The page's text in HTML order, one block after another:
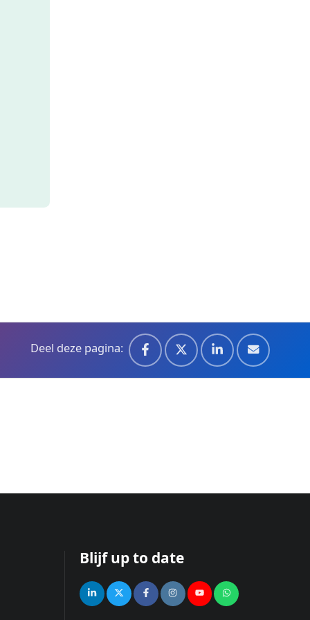
Deel deze pagina:
Blijf up to date